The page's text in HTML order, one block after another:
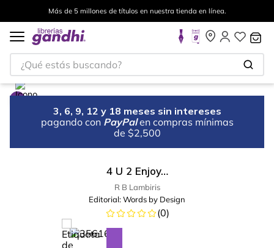
Más de 5 millones de títulos en nuestra tienda en línea.
¿Qué estás buscando?
3, 6, 9, 12 y 18 meses sin intereses
pagando con PayPal en compras mínimas
de $2,500
4 U 2 Enjoy…
R B Lambiris
Editorial:Words by Design
(0)
-9%